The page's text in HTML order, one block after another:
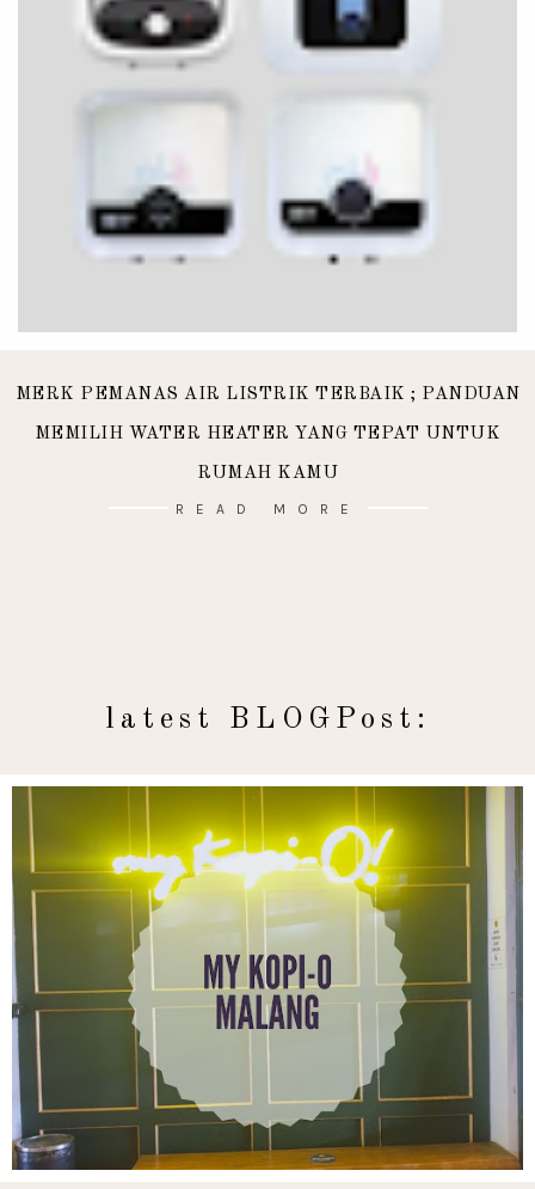
MERK PEMANAS AIR LISTRIK TERBAIK ; PANDUAN
MEMILIH WATER HEATER YANG TEPAT UNTUK
RUMAH KAMU
READ MORE